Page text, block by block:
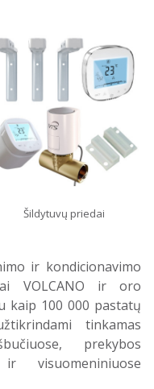
Šildytuvų priedai
ir kondicionavimo
VOLCANO ir oro
kaip 100 000 pastatų
tinkamas
prekybos
visuomeniniuose